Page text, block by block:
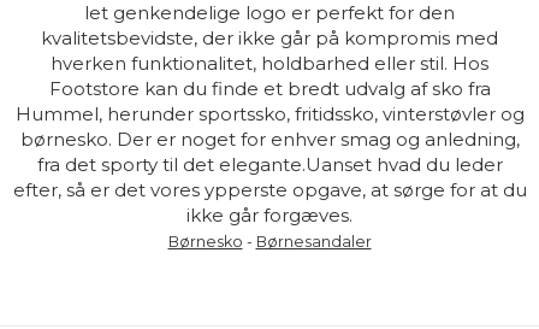
let genkendelige logo er perfekt for den
kvalitetsbevidste, der ikke går på kompromis med
hverken funktionalitet, holdbarhed eller stil. Hos
Footstore kan du finde et bredt udvalg af sko fra
Hummel, herunder sportssko, fritidssko, vinterstøvler og
børnesko. Der er noget for enhver smag og anledning,
fra det sporty til det elegante.Uanset hvad du leder
efter, så er det vores ypperste opgave, at sørge for at du
ikke går forgæves.
Børnesko - Børnesandaler